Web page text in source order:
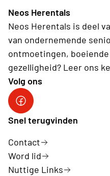
Neos Herentals
Neos Herentals is deel
van ondernemende
ontmoetingen,
gezelligheid? Leer ons
Volg ons
Snel terugvinden
Contact
Word lid
Nuttige Links